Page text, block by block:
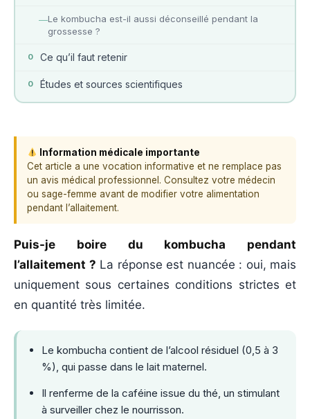
—Le kombucha est-il aussi déconseillé pendant la
grossesse ?
0 Ce qu’il faut retenir
0 Études et sources scientifiques
Information médicale importante
Cet article a une vocation informative et ne remplace pas
un avis médical professionnel. Consultez votre médecin
ou sage-femme avant de modifier votre alimentation
pendant l’allaitement.
Puis-je boire du kombucha pendant
l’allaitement ? La réponse est nuancée : oui, mais
uniquement sous certaines conditions strictes et
en quantité très limitée.
Le kombucha contient de l’alcool résiduel (0,5 à 3
%), qui passe dans le lait maternel.
Il renferme de la caféine issue du thé, un stimulant
à surveiller chez le nourrisson.